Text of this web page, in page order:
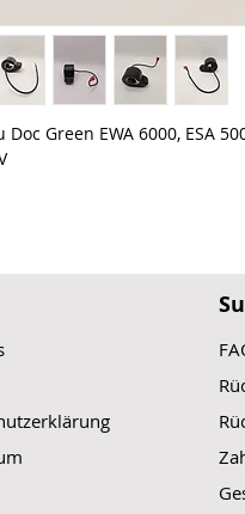
Green EWA 6000, ESA